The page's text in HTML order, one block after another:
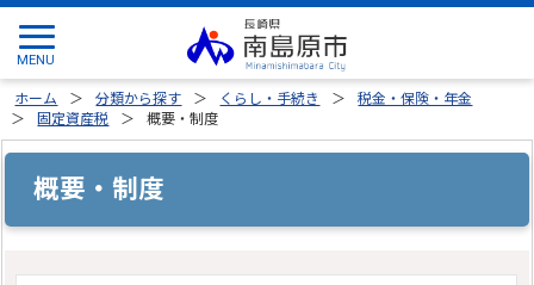
ホーム 分類から探す くらし・手続き
税金・保険・年金
固定資産税
概要・制度
概要・制度